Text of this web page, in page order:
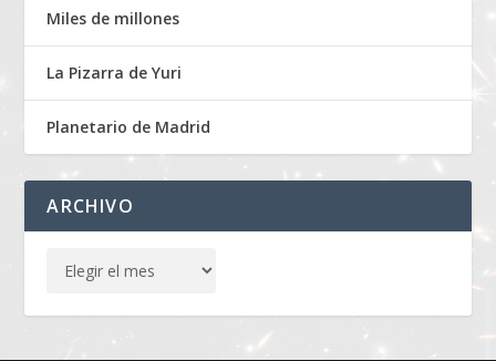
Miles de millones
La Pizarra de Yuri
Planetario de Madrid
ARCHIVO